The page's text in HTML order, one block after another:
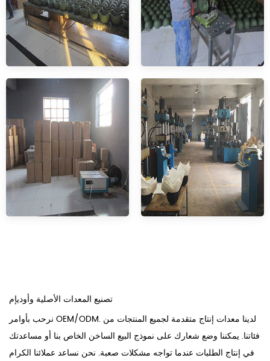
تصنيع المعدات الأصلية وأوديإم
نرحب بأوامر OEM/ODM. لدينا معدات إنتاج متقدمة لجميع المنتجات من
فئاتنا. يمكننا وضع شعارك على نموذج البيع الساخن الخاص بنا أو مساعدتك
في إنتاج الطلبات عندما تواجه مشكلات صعبة. نحن نساعد عملائنا الكرام